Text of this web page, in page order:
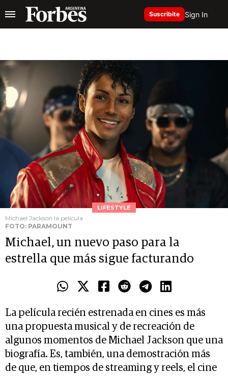
Suscribite Sign In
LIFESTYLE
Michael Jackson la película
FOTO: PARAMOUNT
Michael, un nuevo paso para la
estrella que más sigue facturando
La película recién estrenada en cines es más
una propuesta musical y de recreación de
algunos momentos de Michael Jackson que una
biografía. Es, también, una demostración más
de que, en tiempos de streaming y reels, el cine